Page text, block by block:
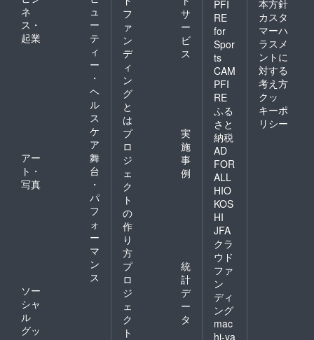
ネ
ス・
起業
ュ
ー
テ
ィ
ー
・
ヘ
ル
ス
ケ
ア
アー
ト・
写真
舞
台
・
パ
フ
ォ
ー
マ
ン
ス
ソー
シャ
ル
グッ
フ
ァ
ン
デ
ィ
ン
グ
と
は
サ
ー
ビ
ス
プ
ロ
ジ
ェ
ク
ト
の
作
り
方
実
施
事
例
プ
ロ
ジ
ェ
ク
ト
統
計
デ
ー
タ
PFI
RE
for
Spor
ts
CAM
PFI
RE
ふる
さと
納税
AD
FOR
ALL
HIO
KOS
HI
JFA
クラ
ウド
ファ
ン
ディ
ング
mac
hi-ya
本方針
カスタ
マーハ
ラスメ
ントに
対する
考え方
クッ
キーポ
リシー